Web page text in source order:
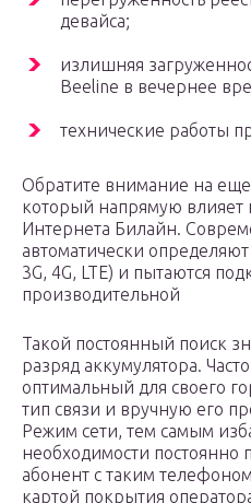
девайса;
излишняя
Beeline в вечернее
технические работы
Обратите внимание на
который напрямую влияет
Интернета Билайн.
автоматически
3G, 4G, LTE) и пытаются
производительной
Такой постоянный поиск
разряд аккумулятора.
оптимальный для своего
тип связи и вручную его
Режим сети, тем самым
необходимости постоянно
абонент с таким
картой покрытия